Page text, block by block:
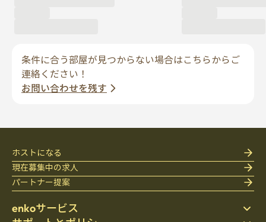
条件に合う部屋が見つからない場合はこちらからご
連絡ください！
お問い合わせを残す
enkoサービス
ホストになる
現在募集中の求人
パートナー提案